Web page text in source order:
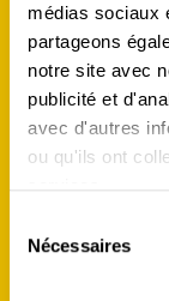
médias sociaux
partageons
notre site avec
publicité et
avec d'autres
ou qu'ils ont
Nécessaires
Inscrivez-vous